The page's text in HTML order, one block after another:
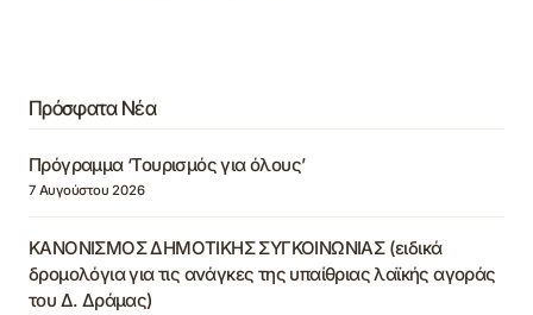
Πρόσφατα Νέα
Πρόγραμμα ‘Τουρισμός για όλους’
7 Αυγούστου 2026
ΚΑΝΟΝΙΣΜΟΣ ΔΗΜΟΤΙΚΗΣ ΣΥΓΚΟΙΝΩΝΙΑΣ (ειδικά
δρομολόγια για τις ανάγκες της υπαίθριας λαϊκής αγοράς
του Δ. Δράμας)